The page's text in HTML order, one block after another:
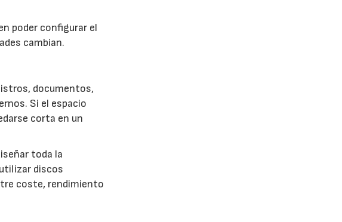
poder configurar el
cambian.
documentos,
Si el espacio
corta en un
toda la
discos
coste, rendimiento